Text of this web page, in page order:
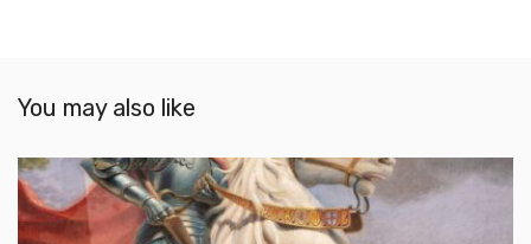
You may also like